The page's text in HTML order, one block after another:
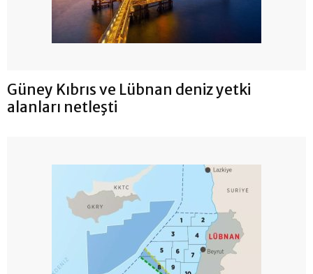
Güney Kıbrıs ve Lübnan deniz yetki
alanları netleşti